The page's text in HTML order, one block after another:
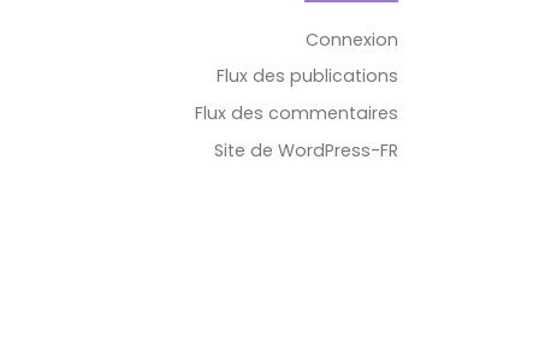
Connexion
Flux des publications
Flux des commentaires
Site de WordPress-FR